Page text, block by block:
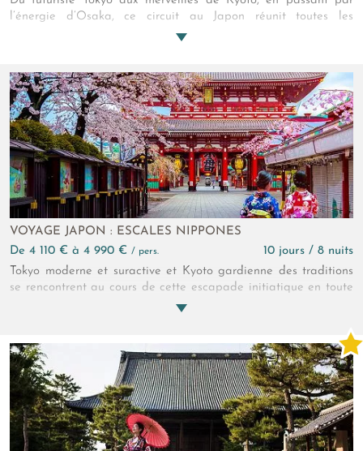
l’énergie d’Osaka, ce circuit au Japon réunit toutes les
générations. Robots et sanctuaires, manga et histoire, quartiers
VOYAGE JAPON : ESCALES NIPPONES
de 4 110 € à 4 990 € / pers.
10 jours / 8 nuits
Tokyo moderne et suractive et Kyoto gardienne des traditions
se rencontrent au cours de cette escapade initiatique en toute
liberté au Pays du Soleil Levant. Bienvenue au pays des sumo,